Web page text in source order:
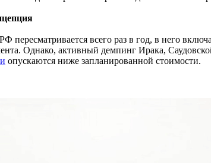
пересматривается всего раз в год, в него
Однако, активный демпинг Ирака,
опускаются ниже запланированной стоимости.